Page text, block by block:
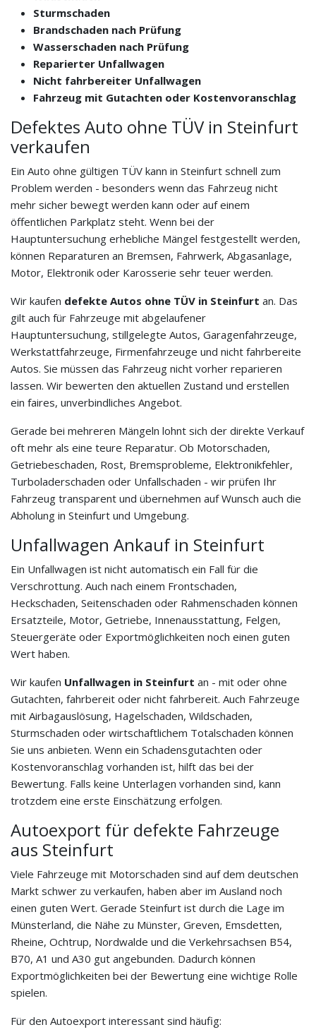
Sturmschaden
Brandschaden nach Prüfung
Wasserschaden nach Prüfung
Reparierter Unfallwagen
Nicht fahrbereiter Unfallwagen
Fahrzeug mit Gutachten oder Kostenvoranschlag
Defektes Auto ohne TÜV in Steinfurt
verkaufen
Ein Auto ohne gültigen TÜV kann in Steinfurt schnell zum
Problem werden - besonders wenn das Fahrzeug nicht
mehr sicher bewegt werden kann oder auf einem
öffentlichen Parkplatz steht. Wenn bei der
Hauptuntersuchung erhebliche Mängel festgestellt werden,
können Reparaturen an Bremsen, Fahrwerk, Abgasanlage,
Motor, Elektronik oder Karosserie sehr teuer werden.
Wir kaufen defekte Autos ohne TÜV in Steinfurt an. Das
gilt auch für Fahrzeuge mit abgelaufener
Hauptuntersuchung, stillgelegte Autos, Garagenfahrzeuge,
Werkstattfahrzeuge, Firmenfahrzeuge und nicht fahrbereite
Autos. Sie müssen das Fahrzeug nicht vorher reparieren
lassen. Wir bewerten den aktuellen Zustand und erstellen
ein faires, unverbindliches Angebot.
Gerade bei mehreren Mängeln lohnt sich der direkte Verkauf
oft mehr als eine teure Reparatur. Ob Motorschaden,
Getriebeschaden, Rost, Bremsprobleme, Elektronikfehler,
Turboladerschaden oder Unfallschaden - wir prüfen Ihr
Fahrzeug transparent und übernehmen auf Wunsch auch die
Abholung in Steinfurt und Umgebung.
Unfallwagen Ankauf in Steinfurt
Ein Unfallwagen ist nicht automatisch ein Fall für die
Verschrottung. Auch nach einem Frontschaden,
Heckschaden, Seitenschaden oder Rahmenschaden können
Ersatzteile, Motor, Getriebe, Innenausstattung, Felgen,
Steuergeräte oder Exportmöglichkeiten noch einen guten
Wert haben.
Wir kaufen Unfallwagen in Steinfurt an - mit oder ohne
Gutachten, fahrbereit oder nicht fahrbereit. Auch Fahrzeuge
mit Airbagauslösung, Hagelschaden, Wildschaden,
Sturmschaden oder wirtschaftlichem Totalschaden können
Sie uns anbieten. Wenn ein Schadensgutachten oder
Kostenvoranschlag vorhanden ist, hilft das bei der
Bewertung. Falls keine Unterlagen vorhanden sind, kann
trotzdem eine erste Einschätzung erfolgen.
Autoexport für defekte Fahrzeuge
aus Steinfurt
Viele Fahrzeuge mit Motorschaden sind auf dem deutschen
Markt schwer zu verkaufen, haben aber im Ausland noch
einen guten Wert. Gerade Steinfurt ist durch die Lage im
Münsterland, die Nähe zu Münster, Greven, Emsdetten,
Rheine, Ochtrup, Nordwalde und die Verkehrsachsen B54,
B70, A1 und A30 gut angebunden. Dadurch können
Exportmöglichkeiten bei der Bewertung eine wichtige Rolle
spielen.
Für den Autoexport interessant sind häufig: